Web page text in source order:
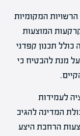
המקומיות
המוצעות
כולל תכנון קפדני
מנת להבטיח כי
לעמידות
המדינה להגיב
הרחבת היצע